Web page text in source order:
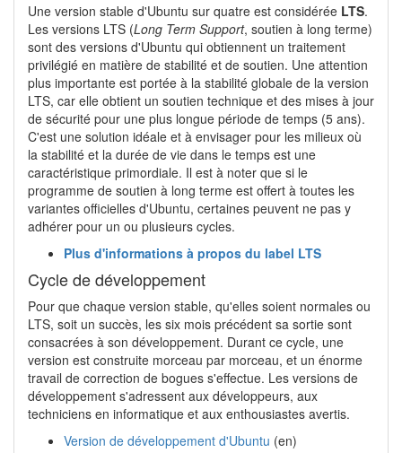
Une version stable d'Ubuntu sur quatre est considérée LTS.
Les versions LTS (Long Term Support, soutien à long terme)
sont des versions d'Ubuntu qui obtiennent un traitement
privilégié en matière de stabilité et de soutien. Une attention
plus importante est portée à la stabilité globale de la version
LTS, car elle obtient un soutien technique et des mises à jour
de sécurité pour une plus longue période de temps (5 ans).
C'est une solution idéale et à envisager pour les milieux où
la stabilité et la durée de vie dans le temps est une
caractéristique primordiale. Il est à noter que si le
programme de soutien à long terme est offert à toutes les
variantes officielles d'Ubuntu, certaines peuvent ne pas y
adhérer pour un ou plusieurs cycles.
Plus d'informations à propos du label LTS
Cycle de développement
Pour que chaque version stable, qu'elles soient normales ou
LTS, soit un succès, les six mois précédent sa sortie sont
consacrées à son développement. Durant ce cycle, une
version est construite morceau par morceau, et un énorme
travail de correction de bogues s'effectue. Les versions de
développement s'adressent aux développeurs, aux
techniciens en informatique et aux enthousiastes avertis.
Version de développement d'Ubuntu (en)